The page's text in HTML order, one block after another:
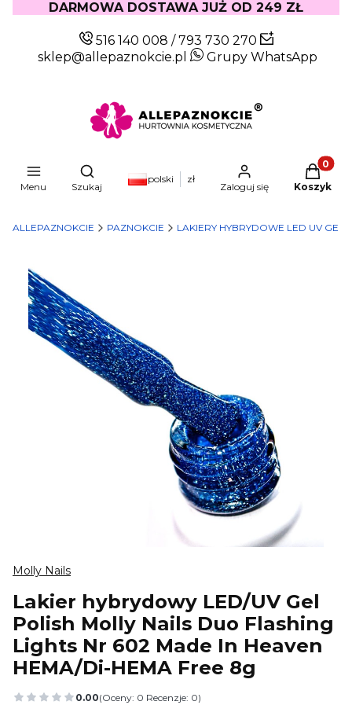
DARMOWA DOSTAWA JUŻ OD 249 ZŁ
516 140 008 /793 730 270
sklep@allepaznokcie.pl
Grupy WhatsApp
Menu
Otwórz wyszukiwarkę
Szukaj
polski zł
Zaloguj się Koszyk
ALLEPAZNOKCIE PAZNOKCIE LAKIERY HYBRYDOWE LED UV GEL
Molly Nails
Lakier hybrydowy LED/UV Gel
Polish Molly Nails Duo Flashing
Lights Nr 602 Made In Heaven
HEMA/Di-HEMA Free 8g
0.00(Oceny: 0 Recenzje: 0)
Przejdź do sekcji Opinie